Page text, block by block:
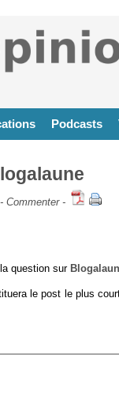
Podcasts
Commenter-
question sur
le post le plus